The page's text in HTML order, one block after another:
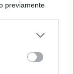
previamente
algún
de
se aplicarán